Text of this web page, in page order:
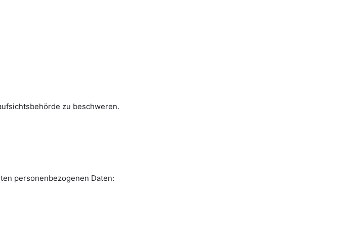
zu beschweren.
personen­bezogenen Daten: